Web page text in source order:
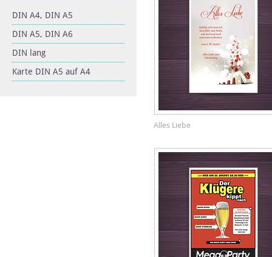
DIN A4, DIN A5
DIN A5, DIN A6
DIN lang
Karte DIN A5 auf A4
Alles Liebe